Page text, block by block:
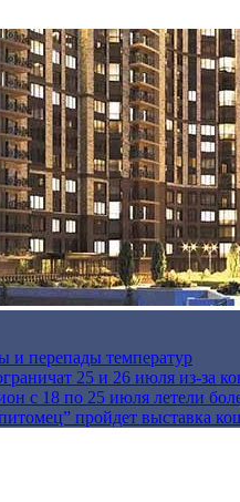
и перепады температур
25 и 26 июля из-за
с 18 по 25 июля летели
пройдет выставка